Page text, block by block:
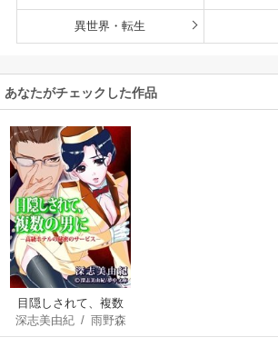
異世界・転生
あなたがチェックした作品
目隠しされて、複数
の男に －高級ホテル
の秘密のサービス－
深志美由紀/ 雨野森